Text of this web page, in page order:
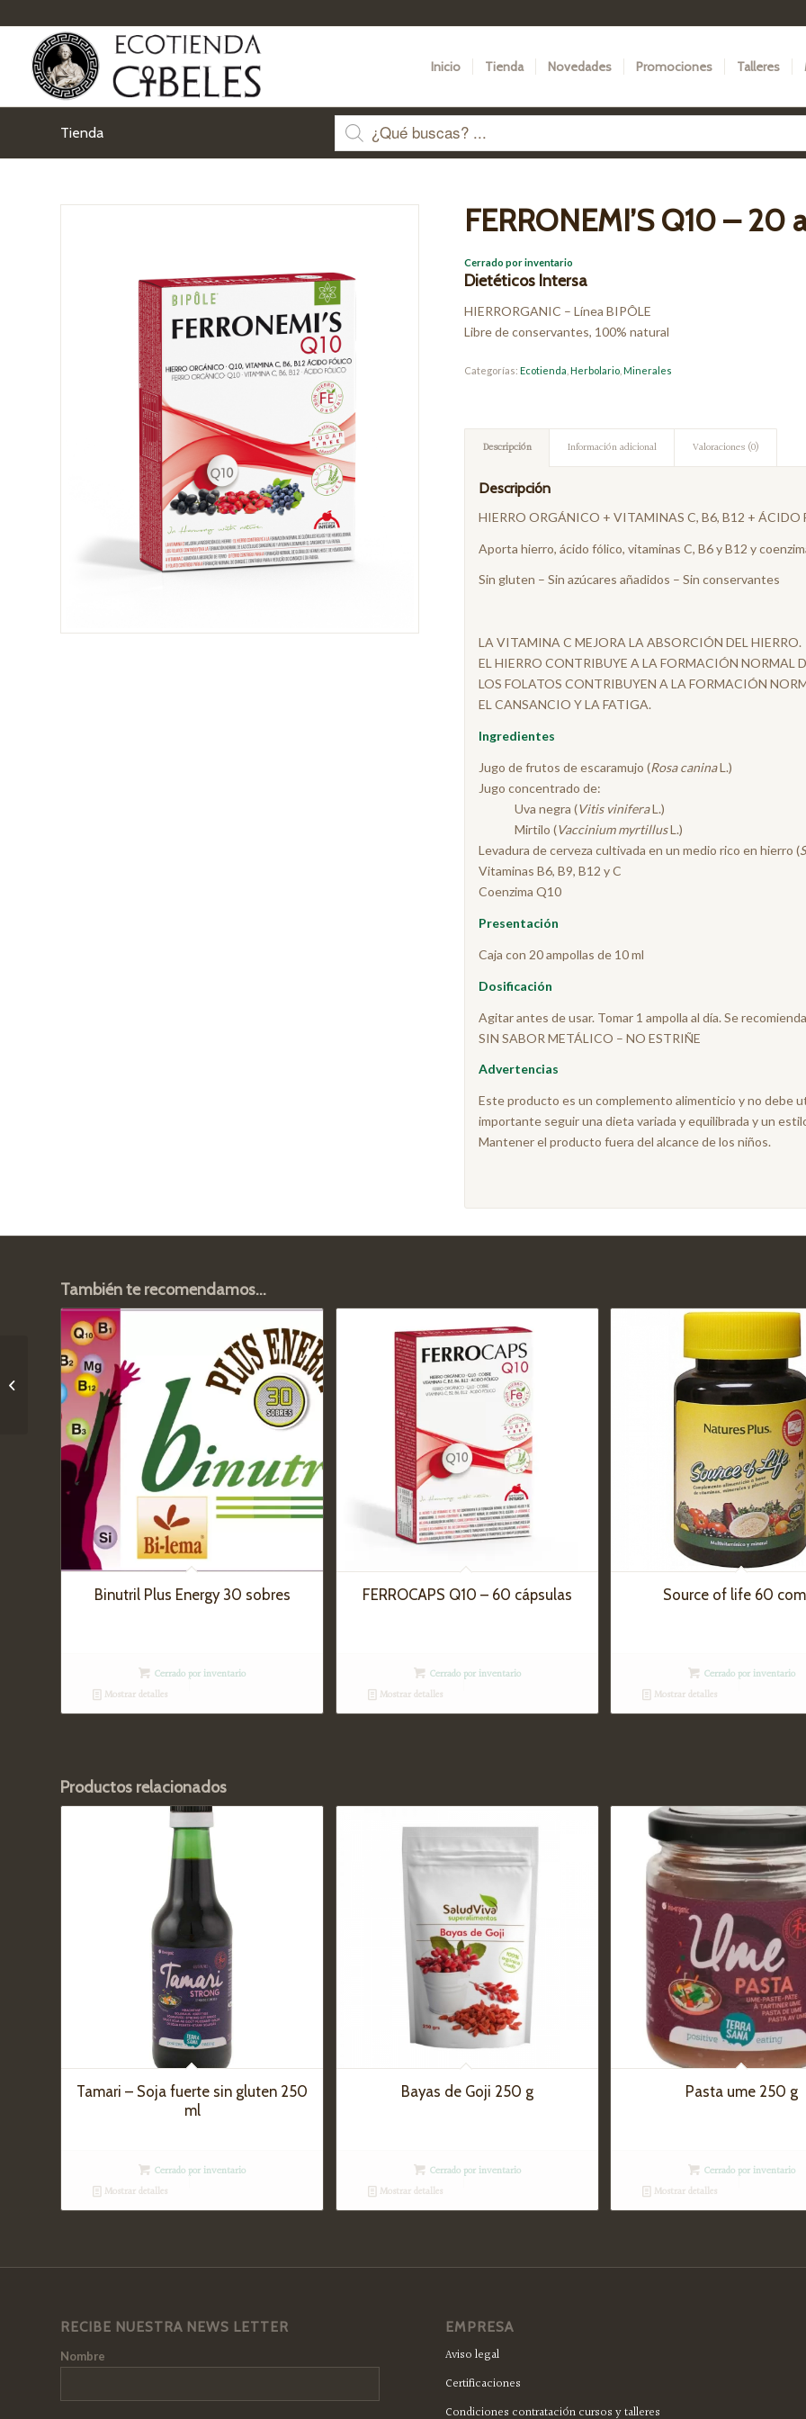
Inicio Tienda Novedades Promociones Talleres
Tienda
FERRONEMI’S Q10 – 20
Cerrado por inventario
Dietéticos Intersa
HIERRORGANIC – Línea BIPÔLE
Libre de conservantes, 100% natural
Categorías:Ecotienda ,Herbolario ,Minerales
Descripción Información adicional Valoraciones (0)
Descripción
HIERRO ORGÁNICO + VITAMINAS C, B6, B12 +
Aporta hierro, ácido fólico, vitaminas C, B6 y B12 y
Sin gluten – Sin azúcares añadidos – Sin conservantes
LA VITAMINA C MEJORA LA ABSORCIÓN DEL HIERRO.
EL HIERRO CONTRIBUYE A LA FORMACIÓN NORMAL
LOS FOLATOS CONTRIBUYEN A LA FORMACIÓN
EL CANSANCIO Y LA FATIGA.
Ingredientes
Jugo de frutos de escaramujo (Rosa caninaL.)
Jugo concentrado de:
Uva negra (Vitis viniferaL.)
Mirtilo (Vaccinium myrtillusL.)
Levadura de cerveza cultivada en un medio rico en hierro (
Vitaminas B6, B9, B12 y C
Coenzima Q10
Presentación
Caja con 20 ampollas de 10 ml
Dosificación
Agitar antes de usar. Tomar 1 ampolla al día. Se
SIN SABOR METÁLICO – NO ESTRIÑE
Advertencias
Este producto es un complemento alimenticio y no debe
importante seguir una dieta variada y equilibrada y un
Mantener el producto fuera del alcance de los niños.
También te recomendamos…
Binutril Plus Energy 30 sobres
Cerrado por inventario
Mostrar detalles
FERROCAPS Q10 – 60 cápsulas
Cerrado por inventario
Mostrar detalles
Source of life 60
Cerrado por inventario
Mostrar detalles
Productos relacionados
Tamari – Soja fuerte sin gluten 250
ml
Cerrado por inventario
Mostrar detalles
Bayas de Goji 250 g
Cerrado por inventario
Mostrar detalles
Pasta ume 250 g
Cerrado por inventario
Mostrar detalles
RECIBE NUESTRA NEWS LETTER
Nombre
EMPRESA
Aviso legal
Certificaciones
Condiciones contratación cursos y talleres
FERROCAPS Q10 – 60
cápsulas